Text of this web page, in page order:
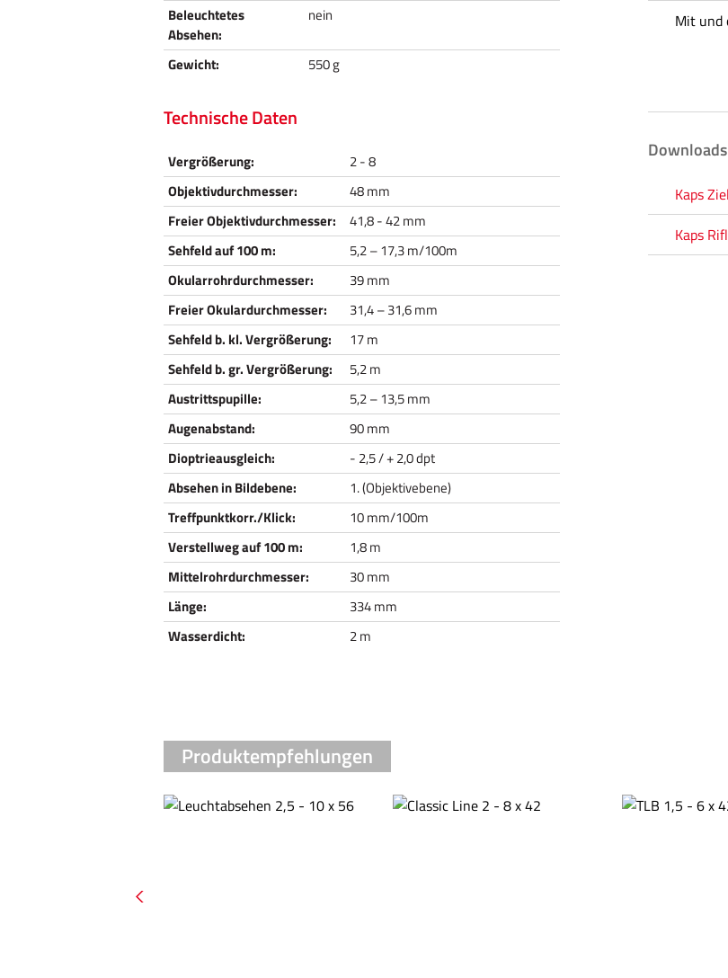
Beleuchtetes
Absehen:
nein
Gewicht: 550 g
Technische Daten
Vergrößerung:
2 - 8
Objektivdurchmesser:
48 mm
Freier Objektivdurchmesser:
41,8 - 42 mm
Sehfeld auf 100 m:
5,2 – 17,3 m/100m
Okularrohrdurchmesser:
39 mm
Freier Okulardurchmesser:
31,4 – 31,6 mm
Sehfeld b. kl. Vergrößerung:
17 m
Sehfeld b. gr. Vergrößerung:
5,2 m
Austrittspupille:
5,2 – 13,5 mm
Augenabstand:
90 mm
Dioptrieausgleich:
- 2,5 / + 2,0 dpt
Absehen in Bildebene:
1. (Objektivebene)
Treffpunktkorr./Klick:
10 mm/100m
Verstellweg auf 100 m:
1,8 m
Mittelrohrdurchmesser:
30 mm
Länge:
334 mm
Wasserdicht:
2 m
Mit und
Downloads
Kaps
Kaps
Produktempfehlungen